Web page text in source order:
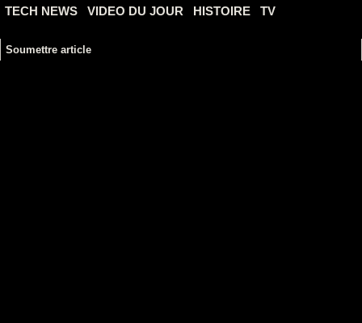
TECH NEWS
VIDEO DU JOUR HISTOIRE TV
Soumettre article